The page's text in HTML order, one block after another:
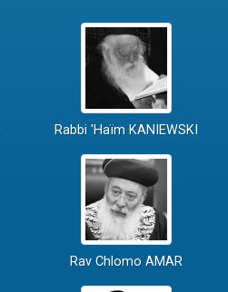
Rabbi 'Haïm KANIEWSKI
Rav Chlomo AMAR